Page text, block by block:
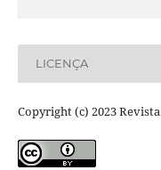
LICENÇA
Copyright (c) 2023